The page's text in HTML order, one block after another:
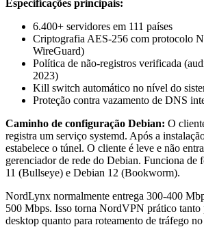
Especificações principais:
6.400+ servidores em 111 países
Criptografia AES-256 com protocolo
WireGuard)
Política de não-registros verificada
2023)
Kill switch automático no nível do
Proteção contra vazamento de DNS
Caminho de configuração Debian: O
registra um serviço systemd. Após a
estabelece o túnel. O cliente é leve e não
gerenciador de rede do Debian. Funciona de
11 (Bullseye) e Debian 12 (Bookworm).
NordLynx normalmente entrega 300-400
500 Mbps. Isso torna NordVPN prático tanto
desktop quanto para roteamento de tráfego